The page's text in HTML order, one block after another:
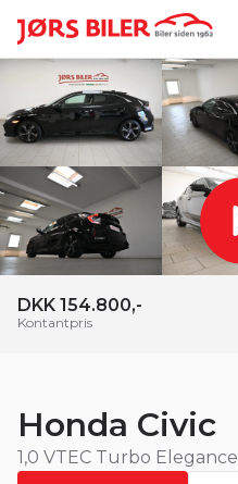
DKK 154.800,-
Kontantpris
Honda Civic
1,0 VTEC Turbo Elegance